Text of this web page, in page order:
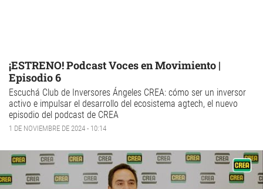
¡ESTRENO! Podcast Voces en Movimiento |
Episodio 6
Escuchá Club de Inversores Ángeles CREA: cómo ser un inversor
activo e impulsar el desarrollo del ecosistema agtech, el nuevo
episodio del podcast de CREA
1 DE NOVIEMBRE DE 2024 - 10:14